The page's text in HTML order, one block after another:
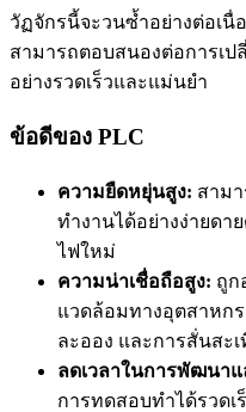
วัฏจักรนี้จะวนซ้ำอย่างต่อเนื่
สามารถตอบสนองต่อการเ
อย่างรวดเร็วและแม่นยำ
ข้อดีของ PLC
ความยืดหยุ่นสูง: สาม
ทำงานได้อย่างง่ายดา
ไฟใหม่
ความน่าเชื่อถือสูง: ถูก
แวดล้อมทางอุตสาหก
ละออง และการสั่นสะ
ลดเวลาในการพัฒนาแ
การทดสอบทำได้รวดเ